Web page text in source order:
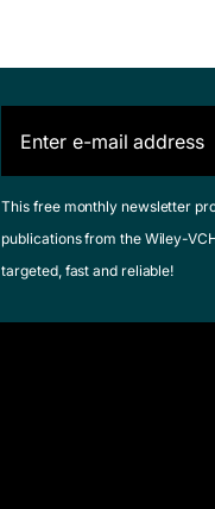
This free monthly newsletter
publications from the Wiley-
targeted, fast and reliable!